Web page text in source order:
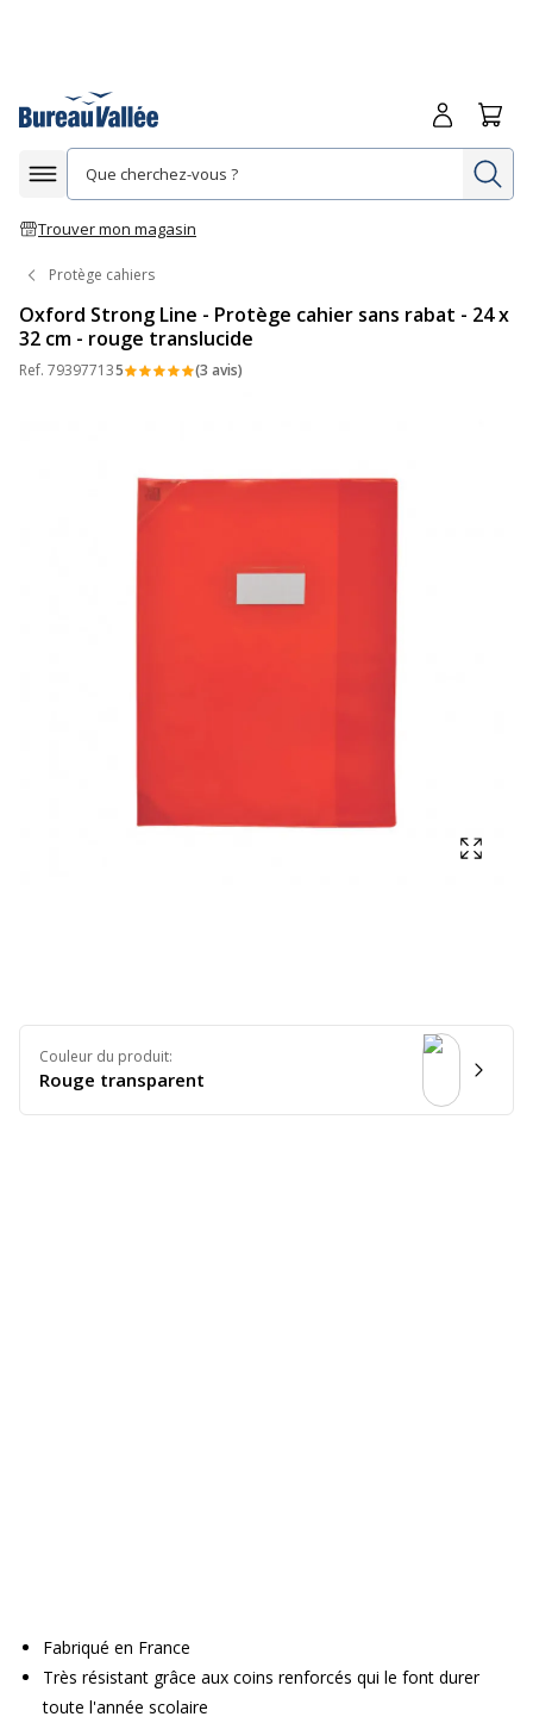
Afficher la navigation
Trouver mon magasin
Me
Protège cahiers
Oxford Strong Line - Protège cahier sans rabat - 24 x
32 cm - rouge translucide
Ref. 793977135 (3 avis)
Couleur du produit:
Rouge transparent
Fabriqué en France
Très résistant grâce aux coins renforcés qui le font durer
toute l'année scolaire